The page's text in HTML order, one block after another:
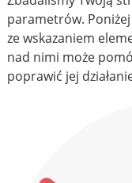
parametrów.
ze wskazaniem
nad nimi może
poprawić jej